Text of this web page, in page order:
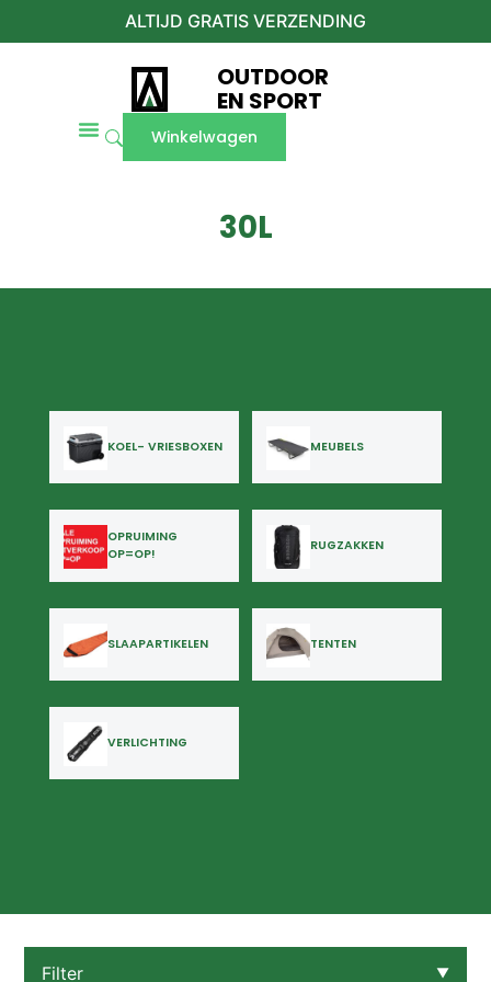
ALTIJD GRATIS VERZENDING
OUTDOOR
EN SPORT
Winkelwagen
30L
KOEL- VRIESBOXEN MEUBELS
OPRUIMING
OP=OP!
RUGZAKKEN
SLAAPARTIKELEN TENTEN
VERLICHTING
Filter ▼